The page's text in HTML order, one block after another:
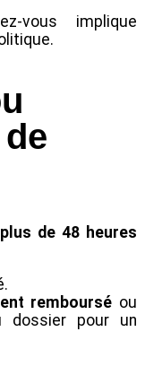
vous implique
de 48 heures
remboursé ou
dossier pour un